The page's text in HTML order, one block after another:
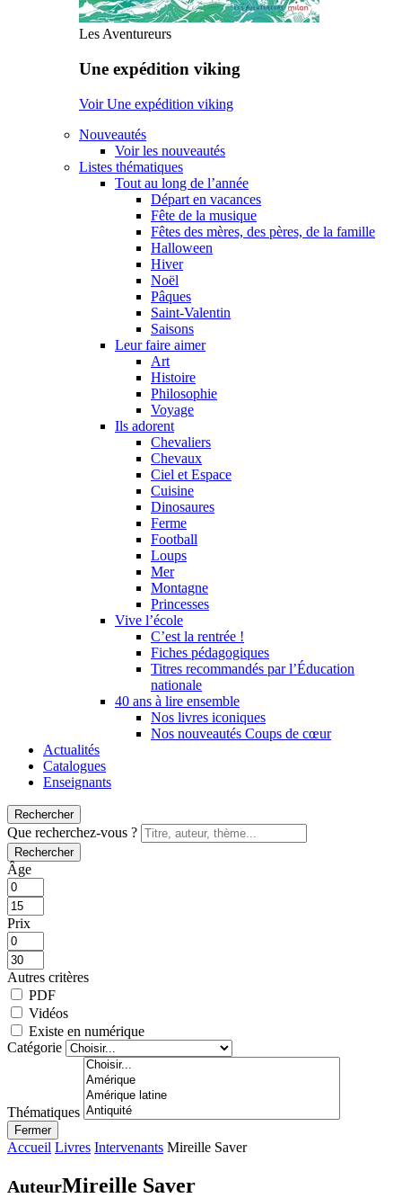
Les Aventureurs
Une expédition viking
Voir Une expédition viking
Nouveautés
Voir les nouveautés
Listes thématiques
Tout au long de l’année
Départ en vacances
Fête de la musique
Fêtes des mères, des pères, de la famille
Halloween
Hiver
Noël
Pâques
Saint-Valentin
Saisons
Leur faire aimer
Art
Histoire
Philosophie
Voyage
Ils adorent
Chevaliers
Chevaux
Ciel et Espace
Cuisine
Dinosaures
Ferme
Football
Loups
Mer
Montagne
Princesses
Vive l’école
C’est la rentrée !
Fiches pédagogiques
Titres recommandés par l’Éducation
nationale
40 ans à lire ensemble
Nos livres iconiques
Nos nouveautés Coups de cœur
Actualités
Catalogues
Enseignants
Rechercher
Que recherchez-vous ?
Rechercher
Âge
Prix
Autres critères
PDF
Vidéos
Existe en numérique
Catégorie
Thématiques
Fermer
Accueil Livres Intervenants Mireille Saver
AuteurMireille Saver